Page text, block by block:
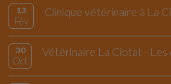
13
Fév
Clinique vétérinaire à La
30
Oct